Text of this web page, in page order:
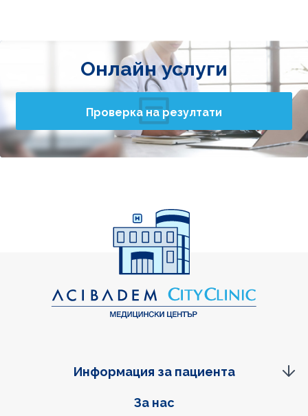
Онлайн услуги
Проверка на резултати
Фуутер навигация
За нас
Информация за пациента